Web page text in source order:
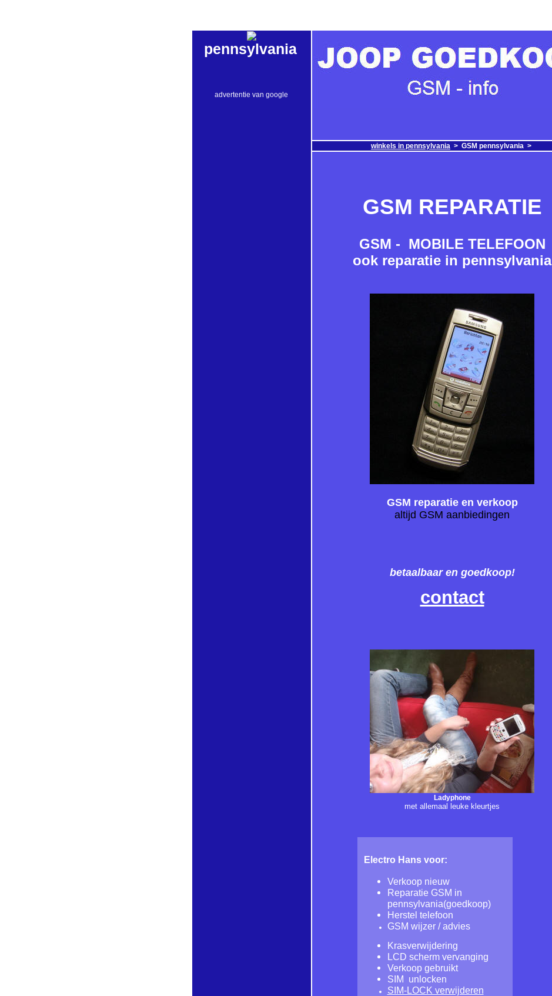
pennsylvania
advertentie van google
winkels in pennsylvania > GSM pennsylvania >
GSM REPARATIE
GSM - MOBILE TELEFOON
ook reparatie in pennsylvania
GSM reparatie en verkoop
altijd GSM aanbiedingen
betaalbaar en goedkoop!
contact
Ladyphone
met allemaal leuke kleurtjes
Electro Hans voor:
Verkoop nieuw
Reparatie GSM in
pennsylvania(goedkoop)
Herstel telefoon
GSM wijzer / advies
Krasverwijdering
LCD scherm vervanging
Verkoop gebruikt
SIM unlocken
SIM-LOCK verwijderen